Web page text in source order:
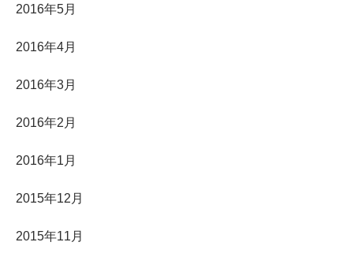
2016年5月
2016年4月
2016年3月
2016年2月
2016年1月
2015年12月
2015年11月